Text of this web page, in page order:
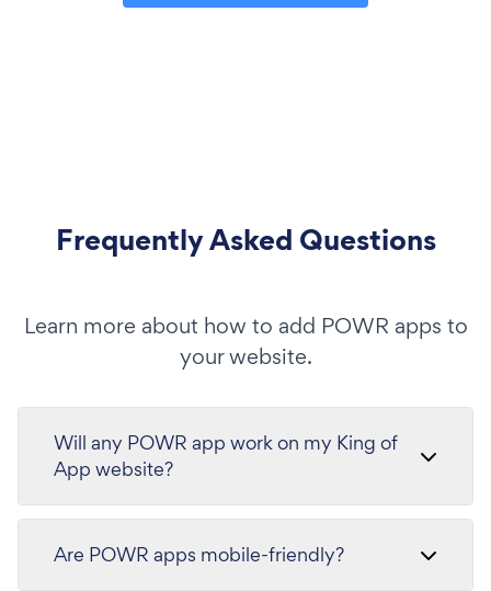
Frequently Asked Questions
Learn more about how to add POWR apps to
your website.
Will any POWR app work on my King of
App website?
Are POWR apps mobile-friendly?